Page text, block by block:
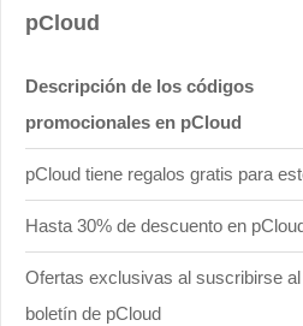
pCloud
Descripción de los códigos
promocionales en pCloud
pCloud tiene regalos gratis para
Hasta 30% de descuento en
Ofertas exclusivas al suscribirse al
boletín de pCloud